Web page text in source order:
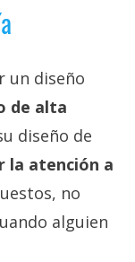
un diseño
de alta
diseño de
la atención a
no
alguien